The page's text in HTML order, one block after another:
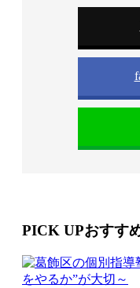
PICK UPおすす